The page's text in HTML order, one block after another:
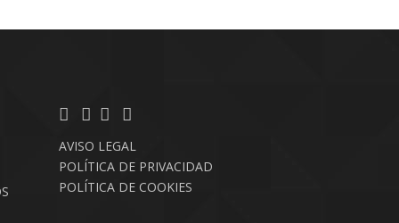
AVISO LEGAL
POLÍTICA DE PRIVACIDAD
POLÍTICA DE COOKIES